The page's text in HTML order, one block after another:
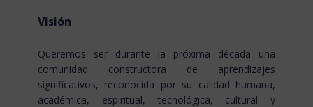
Visión
Queremos ser durante la próxima década una
comunidad constructora de aprendizajes
significativos, reconocida por su calidad humana,
académica, espiritual, tecnológica, cultural y